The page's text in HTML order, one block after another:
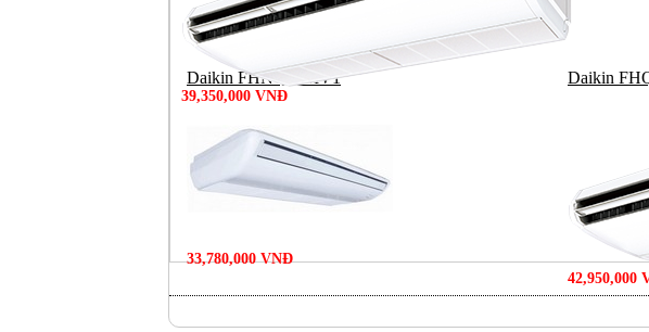
39,350,000 VNĐ
Daikin FHNQ42MV1
33,780,000 VNĐ
Daikin
42,950,000